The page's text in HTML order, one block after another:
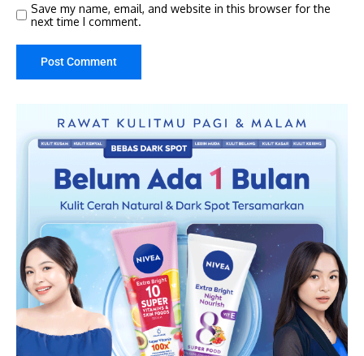
Save my name, email, and website in this browser for the
next time I comment.